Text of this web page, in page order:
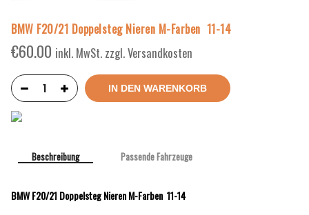
BMW F20/21 Doppelsteg Nieren M-Farben 11-14
€60.00 inkl. MwSt. zzgl. Versandkosten
IN DEN WARENKORB
Beschreibung Passende Fahrzeuge
BMW F20/21 Doppelsteg Nieren M-Farben 11-14